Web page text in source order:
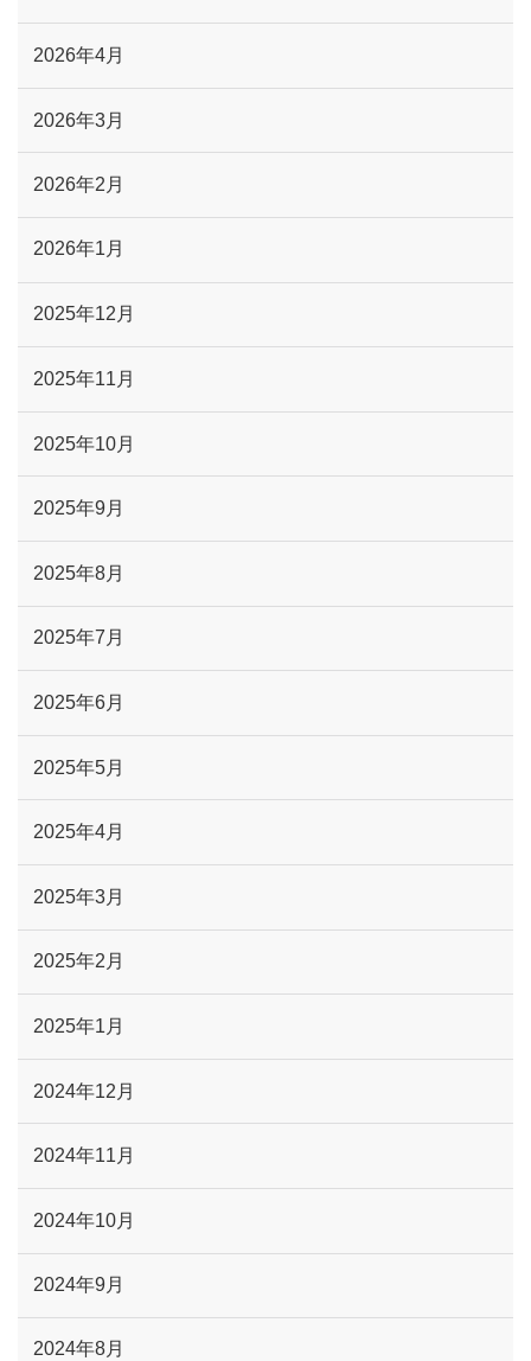
2026年4月
2026年3月
2026年2月
2026年1月
2025年12月
2025年11月
2025年10月
2025年9月
2025年8月
2025年7月
2025年6月
2025年5月
2025年4月
2025年3月
2025年2月
2025年1月
2024年12月
2024年11月
2024年10月
2024年9月
2024年8月